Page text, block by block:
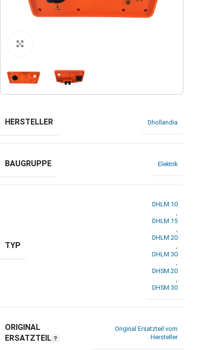
HERSTELLER Dhollandia
BAUGRUPPE Elektrik
TYP
DHLM.10
DHLM.15
DHLM.20
DHLM.30
DHSM.20
DHSM.30
ORIGINAL
ERSATZTEIL
Original Ersatzteil vom
Hersteller